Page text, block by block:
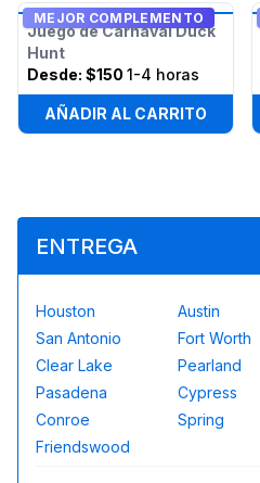
MEJOR COMPLEMENTO
Juego de Carnaval Duck
Hunt
Desde: $150 1-4 horas
AÑADIR AL CARRITO
ENTREGA
Houston Austin
San Antonio
Fort Worth
Clear Lake
Pearland
Pasadena
Cypress
Conroe
Spring
Friendswood